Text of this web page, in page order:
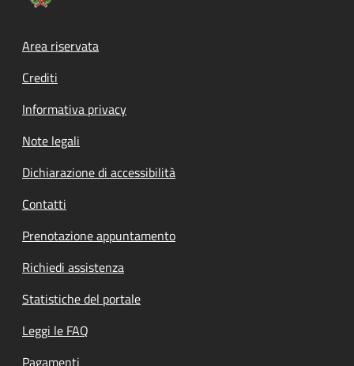
Footer menu
Area riservata
Crediti
Informativa privacy
Note legali
Dichiarazione di accessibilità
Contatti
Prenotazione appuntamento
Richiedi assistenza
Statistiche del portale
Leggi le FAQ
Pagamenti